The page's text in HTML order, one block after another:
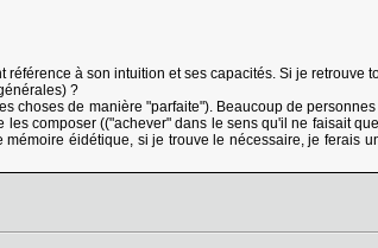
à son intuition et ses capacités. Si je retrouve
?
choses de manière "parfaite"). Beaucoup de
composer (("achever" dans le sens qu'il ne faisait
éidétique, si je trouve le nécessaire, je ferais